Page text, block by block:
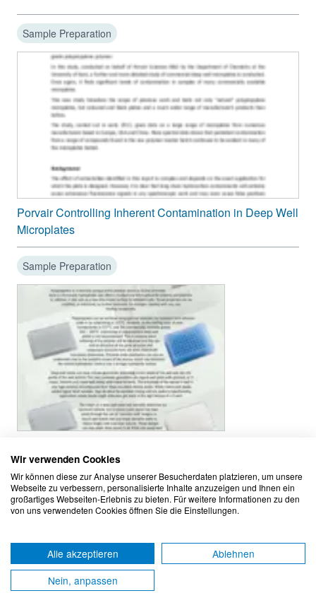
Sample Preparation
Porvair Controlling Inherent Contamination in Deep Well
Microplates
Sample Preparation
Applikationen
Sample Preparation
Wir verwenden Cookies
Wir können diese zur Analyse unserer Besucherdaten platzieren, um unsere
Webseite zu verbessern, personalisierte Inhalte anzuzeigen und Ihnen ein
großartiges Webseiten-Erlebnis zu bieten. Für weitere Informationen zu den
von uns verwendeten Cookies öffnen Sie die Einstellungen.
Alle akzeptieren
Ablehnen
Nein, anpassen